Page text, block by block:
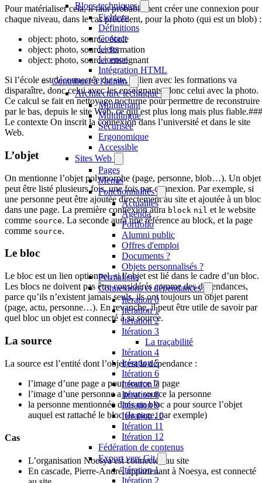
Blocs techniques
Fichiers
Définitions
Contact
Liens
Licence
Intégration HTML
Contribuer à l'admin
Architecture technique
Multitenant
Multilingue
Sécurisée
Ergonomique
Accessible
Sites Web
Pages
Menus
Fonctionnalités
Actualités
Agenda
Portfolio
Alumni public
Offres d'emploi
Documents ?
Objets personnalisés ?
Permaliens
Connexions et dépendances
Itération 0
Itération 1
Itération 2
Itération 3
La traçabilité
Itération 4
Itération 5
Itération 6
Itération 7
Itération 8
Itération 9
Itération 10
Itération 11
Itération 12
Fédération de contenus
Export vers Git
Itération 1
Itération 2
Pour matérialiser cela, il faut probablement créer une connexion pour
chaque niveau, dans le cas précédent, pour la photo (qui est un blob) :
object: photo, source: école
object: photo, source: formation
object: photo, source: enseignant
Si l’école est déconnectée du site, le lien avec les formations va
disparaître, donc celui avec les enseignants, donc celui avec la photo.
Ce calcul se fait en nettoyage nocturne pour permettre de reconstruire
par le bas, depuis le site Web, ce qui est plus long mais plus fiable.###
Le contexte On inscrit la connexion dans l’université et dans le site
Web.
L’objet
On mentionne l’objet polymorphe (page, personne, blob…). Un objet
peut être listé plusieurs fois, une fois par connexion. Par exemple, si
une personne peut être ajoutée directement au site et ajoutée à un bloc
dans une page. La première connexion aura block nil et le website
comme source. La seconde aura une référence au block, et la page
comme source.
Le bloc
Le bloc est un lien optionnel, si l’objet est lié dans le cadre d’un bloc.
Les blocs ne doivent pas être considérés comme des dépendances,
parce qu’ils n’existent jamais seuls, ils ont toujours un objet parent
(page, actu, personne…). En revanche, il peut être utile de savoir par
quel bloc un objet est connecté à sa source.
La source
La source est l’entité dont l’objet est la dépendance :
l’image d’une page a pour source la page
l’image d’une personne a pour source la personne
la personne mentionnée dans un bloc a pour source l’objet
auquel est rattaché le bloc (la page, par exemple)
Cas
L’organisation Noesya est connectée au site
En cascade, Pierre-André, appartenant à Noesya, est connecté